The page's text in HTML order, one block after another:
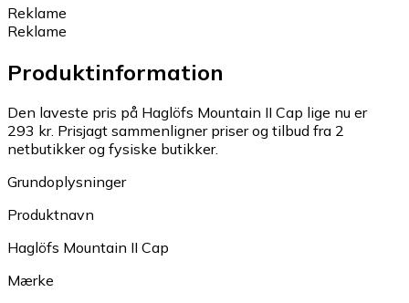
Reklame
Reklame
Produktinformation
Den laveste pris på Haglöfs Mountain II Cap lige nu er
293 kr. Prisjagt sammenligner priser og tilbud fra 2
netbutikker og fysiske butikker.
Grundoplysninger
Produktnavn
Haglöfs Mountain II Cap
Mærke